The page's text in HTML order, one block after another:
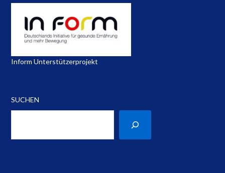
Inform Unterstützerprojekt
SUCHEN